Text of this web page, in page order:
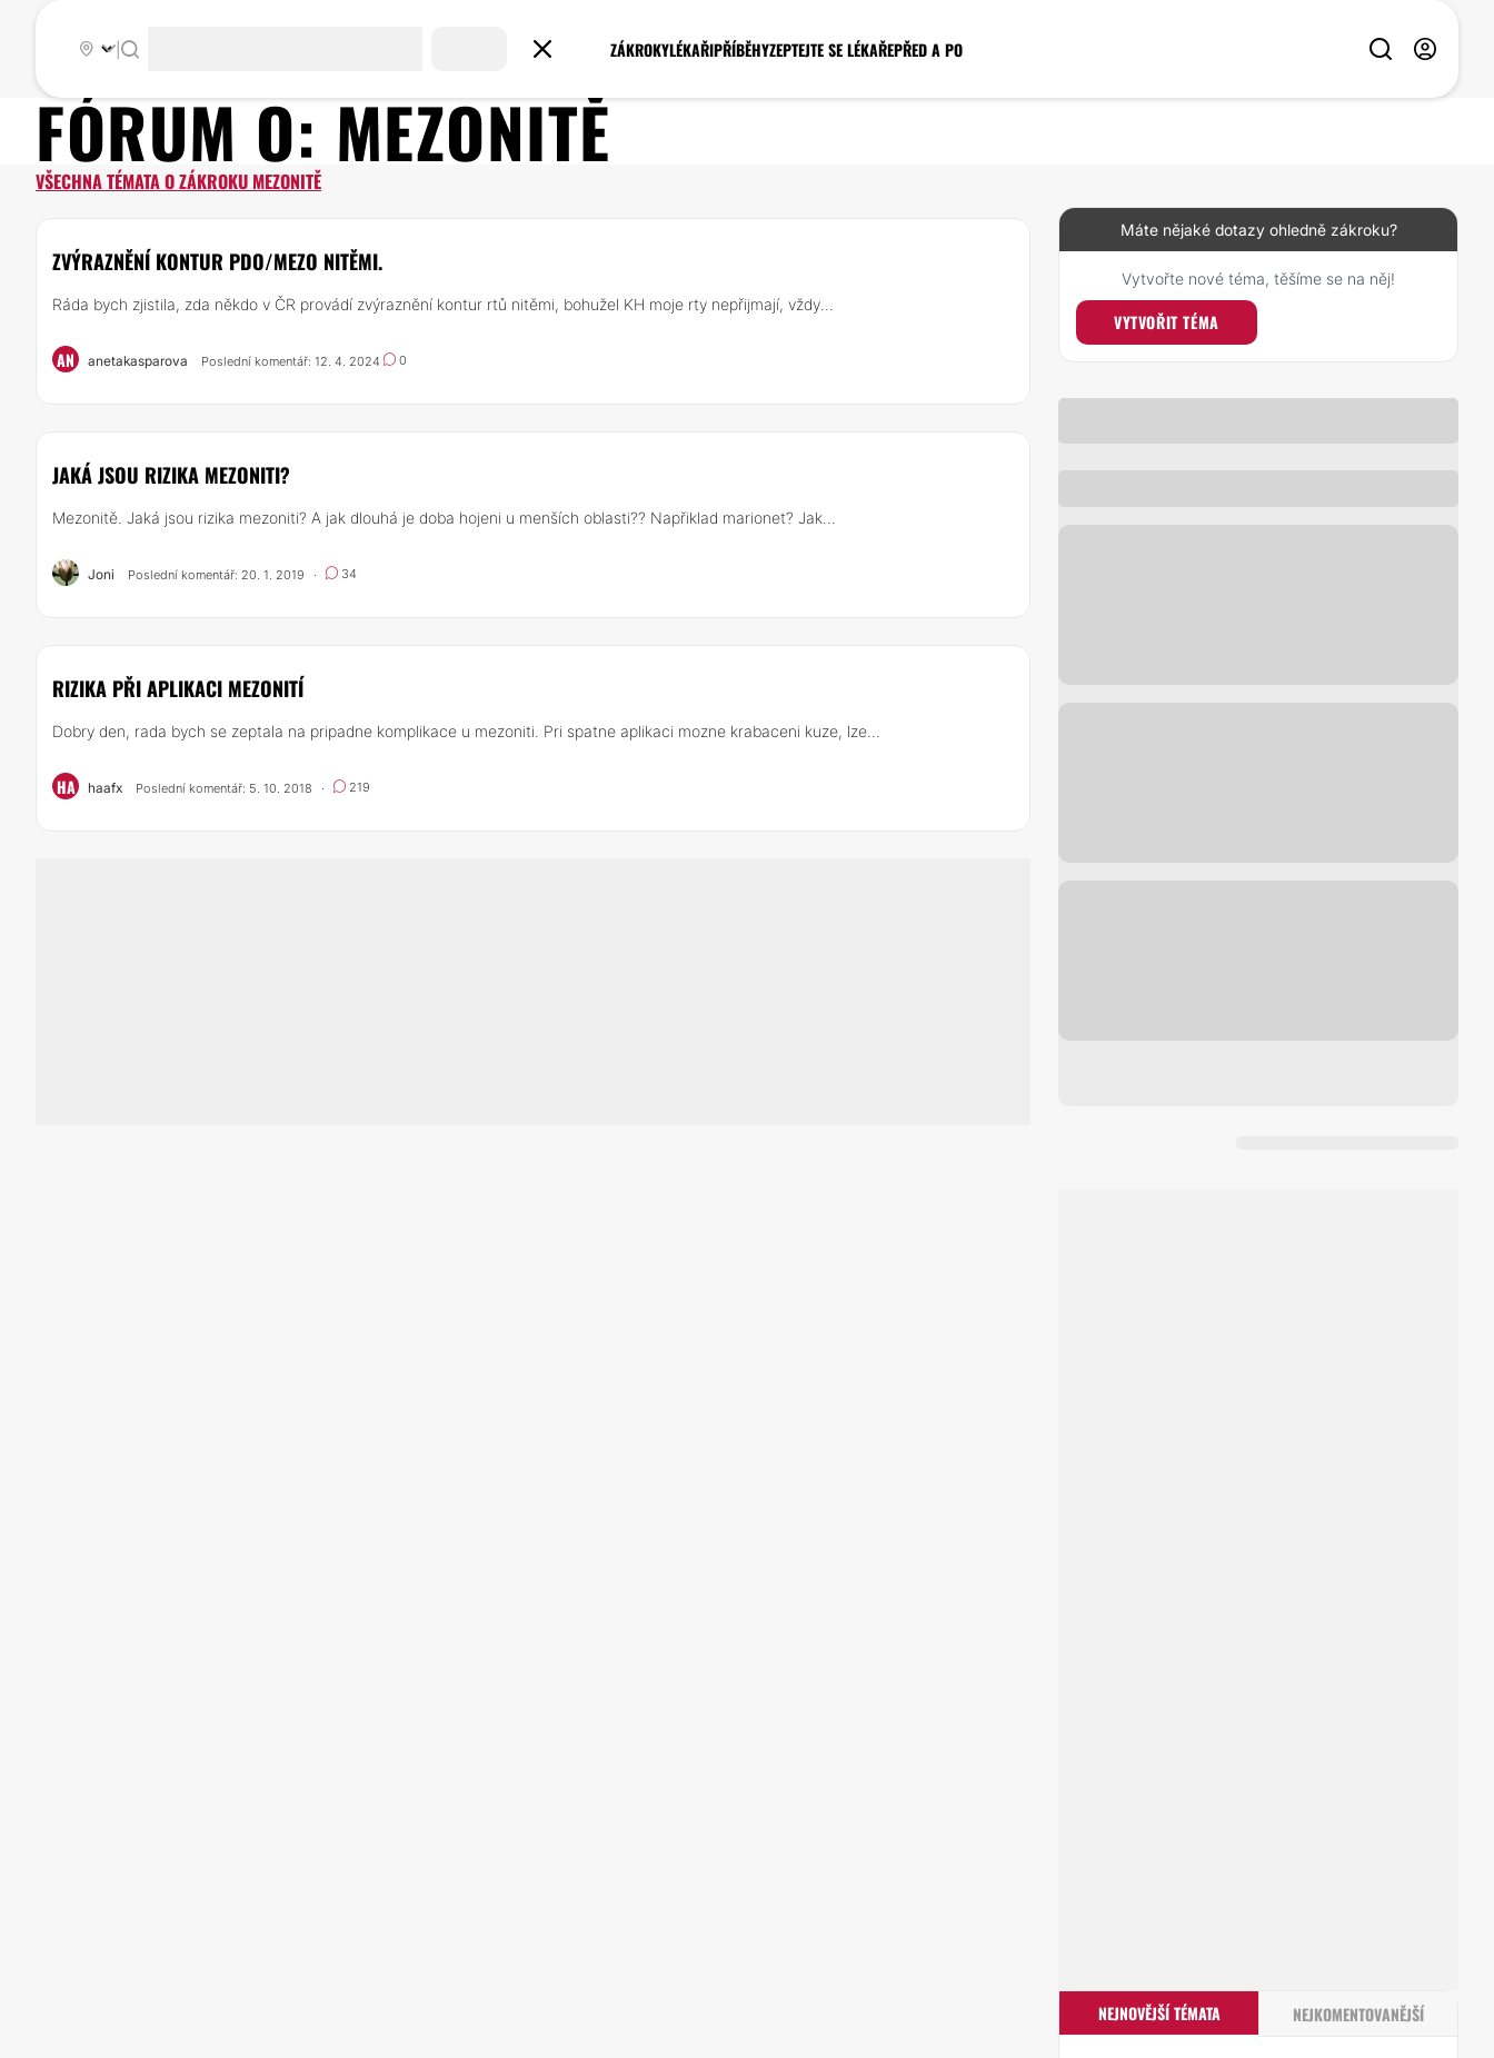
ZÁKROKYLÉKAŘIPŘÍBĚHYZEPTEJTE SE LÉKAŘEPŘED A PO
|
FÓRUM O:MEZONITĚ
VŠECHNA TÉMATA O ZÁKROKU MEZONITĚ
ZVÝRAZNĚNÍ KONTUR PDO/MEZO NITĚMI.
Ráda bych zjistila, zda někdo v ČR provádí zvýraznění kontur rtů nitěmi, bohužel KH moje rty nepřijmají, vždy...
AN anetakasparova Poslední komentář: 12. 4. 2024 0
JAKÁ JSOU RIZIKA MEZONITI?
Mezonitě. Jaká jsou rizika mezoniti? A jak dlouhá je doba hojeni u menších oblasti?? Napřiklad marionet? Jak...
Joni Poslední komentář: 20. 1. 2019 · 34
RIZIKA PŘI APLIKACI MEZONITÍ
Dobry den, rada bych se zeptala na pripadne komplikace u mezoniti. Pri spatne aplikaci mozne krabaceni kuze, lze...
HA haafx Poslední komentář: 5. 10. 2018 · 219
Máte nějaké dotazy ohledně zákroku?
Vytvořte nové téma, těšíme se na něj!
VYTVOŘIT TÉMA
NEJNOVĚJŠÍ TÉMATA NEJKOMENTOVANĚJŠÍ